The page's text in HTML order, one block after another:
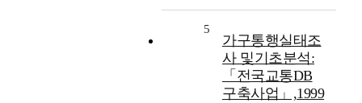
5
가구통행실태조
사 및기초분석:
「전국교통DB
구축사업」,1999